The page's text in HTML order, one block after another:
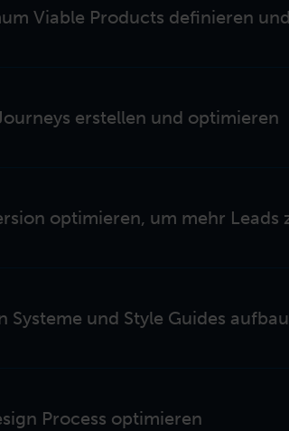
Viable Products definieren
erstellen und optimieren
optimieren, um mehr Leads
Systeme und Style Guides
Process optimieren